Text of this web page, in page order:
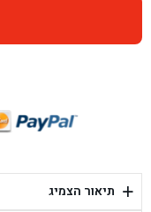
בן גל - היובלים 26, הוד השרון - הוד השרון
בן גל - יפת 88, תל אביב יפו - תל אביב + תיאור הצמיג